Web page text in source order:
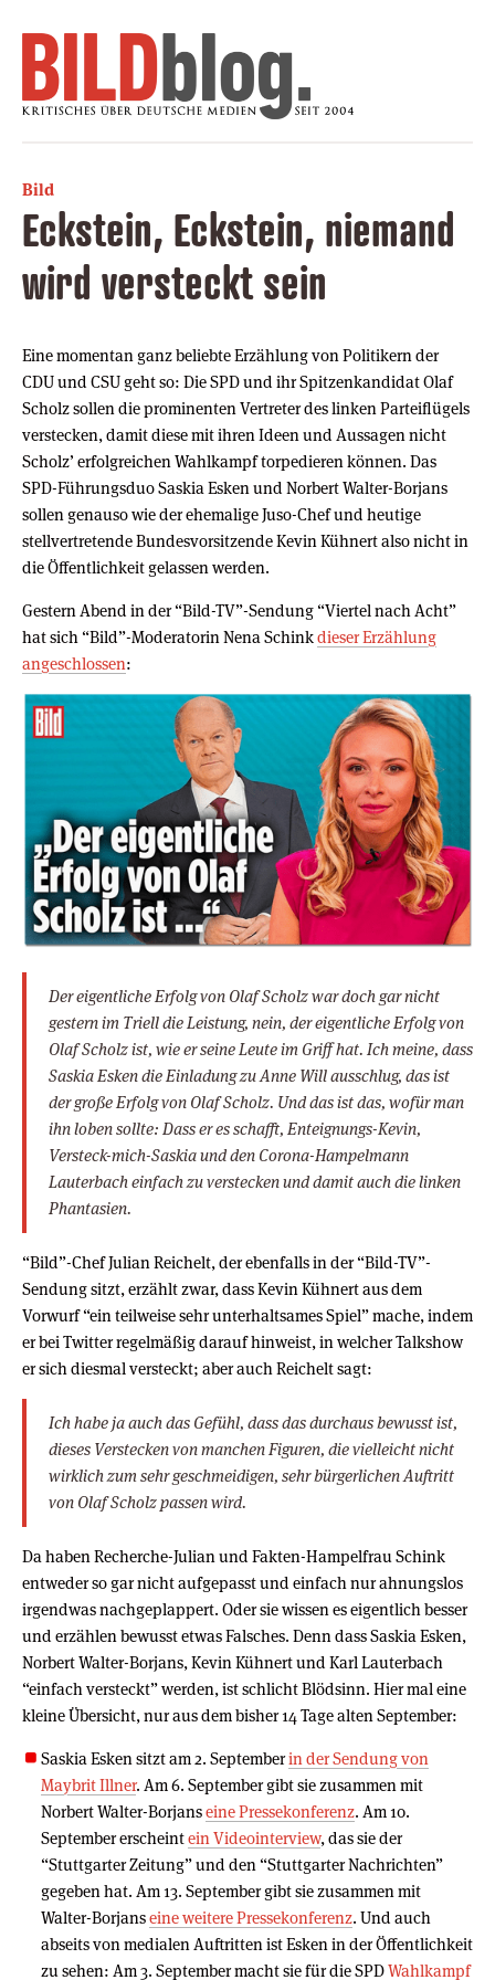
Bild
Eckstein, Eckstein, niemand
wird versteckt sein
Eine momentan ganz beliebte Erzählung von Politikern der
CDU und CSU geht so: Die SPD und ihr Spitzenkandidat Olaf
Scholz sollen die prominenten Vertreter des linken Parteiflügels
verstecken, damit diese mit ihren Ideen und Aussagen nicht
Scholz’ erfolgreichen Wahlkampf torpedieren können. Das
SPD-Führungsduo Saskia Esken und Norbert Walter-Borjans
sollen genauso wie der ehemalige Juso-Chef und heutige
stellvertretende Bundesvorsitzende Kevin Kühnert also nicht in
die Öffentlichkeit gelassen werden.
Gestern Abend in der “Bild-TV”-Sendung “Viertel nach Acht”
hat sich “Bild”-Moderatorin Nena Schinkdieser Erzählung
angeschlossen:
Der eigentliche Erfolg von Olaf Scholz war doch gar nicht
gestern im Triell die Leistung, nein, der eigentliche Erfolg von
Olaf Scholz ist, wie er seine Leute im Griff hat. Ich meine, dass
Saskia Esken die Einladung zu Anne Will ausschlug, das ist
der große Erfolg von Olaf Scholz. Und das ist das, wofür man
ihn loben sollte: Dass er es schafft, Enteignungs-Kevin,
Versteck-mich-Saskia und den Corona-Hampelmann
Lauterbach einfach zu verstecken und damit auch die linken
Phantasien.
“Bild”-Chef Julian Reichelt, der ebenfalls in der “Bild-TV”-
Sendung sitzt, erzählt zwar, dass Kevin Kühnert aus dem
Vorwurf “ein teilweise sehr unterhaltsames Spiel” mache, indem
er bei Twitter regelmäßig darauf hinweist, in welcher Talkshow
er sich diesmal versteckt; aber auch Reichelt sagt:
Ich habe ja auch das Gefühl, dass das durchaus bewusst ist,
dieses Verstecken von manchen Figuren, die vielleicht nicht
wirklich zum sehr geschmeidigen, sehr bürgerlichen Auftritt
von Olaf Scholz passen wird.
Da haben Recherche-Julian und Fakten-Hampelfrau Schink
entweder so gar nicht aufgepasst und einfach nur ahnungslos
irgendwas nachgeplappert. Oder sie wissen es eigentlich besser
und erzählen bewusst etwas Falsches. Denn dass Saskia Esken,
Norbert Walter-Borjans, Kevin Kühnert und Karl Lauterbach
“einfach versteckt” werden, ist schlicht Blödsinn. Hier mal eine
kleine Übersicht, nur aus dem bisher 14 Tage alten September:
Saskia Esken sitzt am 2. Septemberin der Sendung von
Maybrit Illner. Am 6. September gibt sie zusammen mit
Norbert Walter-Borjanseine Pressekonferenz. Am 10.
September erscheintein Videointerview, das sie der
“Stuttgarter Zeitung” und den “Stuttgarter Nachrichten”
gegeben hat. Am 13. September gibt sie zusammen mit
Walter-Borjanseine weitere Pressekonferenz. Und auch
abseits von medialen Auftritten ist Esken in der Öffentlichkeit
zu sehen: Am 3. September macht sie für die SPDWahlkampf